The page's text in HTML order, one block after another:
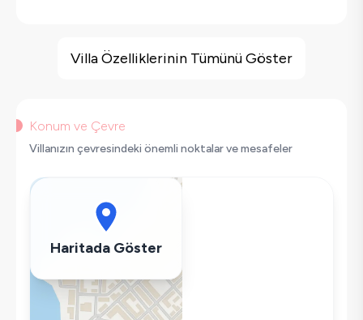
Barbekü
Saç Kurutma Makinası
Bulaşık Makinesi
Buzdolabı
Mikrodalga
Kettle
Villa Özelliklerinin Tümünü Göster
Konum ve Çevre
Villanızın çevresindeki önemli noktalar ve mesafeler
Haritada Göster